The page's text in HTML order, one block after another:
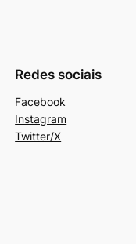
Redes sociais
Facebook
Instagram
Twitter/X